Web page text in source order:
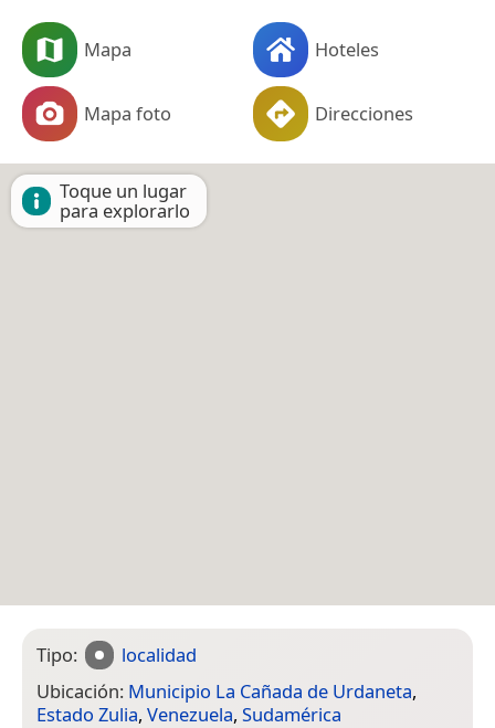
Mapa Hoteles
Mapa foto Direcciones
Toque un lugar
para explorarlo
Tipo:
localidad
Ubicación: Municipio La Cañada de Urdaneta,
Estado Zulia, Venezuela, Sudamérica